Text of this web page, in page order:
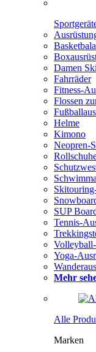
Damen
Fahrräder
Fitness-
Flossen
Helme
Kimono
Neopren-
SUP
Tennis-
Yoga-
Mehr
Alle
Marken